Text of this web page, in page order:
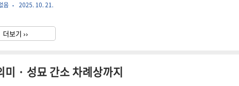
에 있습니다.이 기술을 이해하고 활용하는 순간,ChatGPT는 단순한 AI 챗봇
ChatGPT의 ‘프롬프트 엔지니어링’ 핵심 기능을 자세히 알려드리려 합니다.이 글
읽고 나면,당신은 ChatGPT에게 단순..
음 2025. 10. 21.
더보기 ››
· 성묘 간소 차례상까지